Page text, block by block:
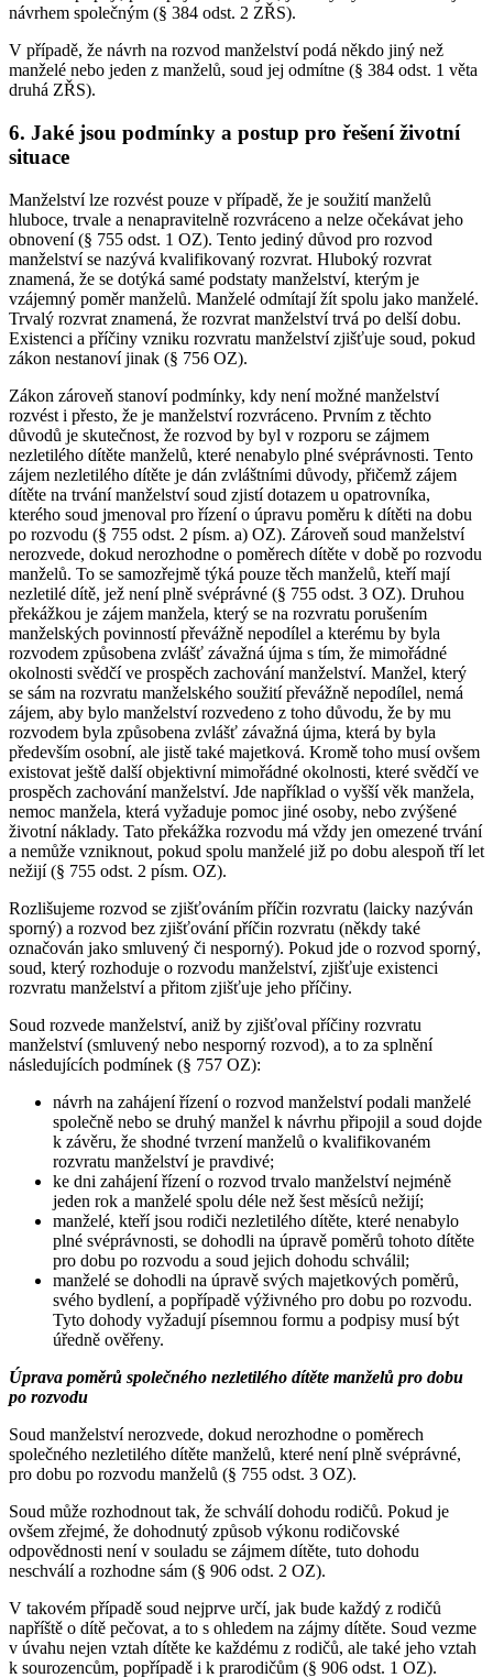
návrhem společným (§ 384 odst. 2 ZŘS).
V případě, že návrh na rozvod manželství podá někdo jiný než
manželé nebo jeden z manželů, soud jej odmítne (§ 384 odst. 1 věta
druhá ZŘS).
6. Jaké jsou podmínky a postup pro řešení životní
situace
Manželství lze rozvést pouze v případě, že je soužití manželů
hluboce, trvale a nenapravitelně rozvráceno a nelze očekávat jeho
obnovení (§ 755 odst. 1 OZ). Tento jediný důvod pro rozvod
manželství se nazývá kvalifikovaný rozvrat. Hluboký rozvrat
znamená, že se dotýká samé podstaty manželství, kterým je
vzájemný poměr manželů. Manželé odmítají žít spolu jako manželé.
Trvalý rozvrat znamená, že rozvrat manželství trvá po delší dobu.
Existenci a příčiny vzniku rozvratu manželství zjišťuje soud, pokud
zákon nestanoví jinak (§ 756 OZ).
Zákon zároveň stanoví podmínky, kdy není možné manželství
rozvést i přesto, že je manželství rozvráceno. Prvním z těchto
důvodů je skutečnost, že rozvod by byl v rozporu se zájmem
nezletilého dítěte manželů, které nenabylo plné svéprávnosti. Tento
zájem nezletilého dítěte je dán zvláštními důvody, přičemž zájem
dítěte na trvání manželství soud zjistí dotazem u opatrovníka,
kterého soud jmenoval pro řízení o úpravu poměru k dítěti na dobu
po rozvodu (§ 755 odst. 2 písm. a) OZ). Zároveň soud manželství
nerozvede, dokud nerozhodne o poměrech dítěte v době po rozvodu
manželů. To se samozřejmě týká pouze těch manželů, kteří mají
nezletilé dítě, jež není plně svéprávné (§ 755 odst. 3 OZ). Druhou
překážkou je zájem manžela, který se na rozvratu porušením
manželských povinností převážně nepodílel a kterému by byla
rozvodem způsobena zvlášť závažná újma s tím, že mimořádné
okolnosti svědčí ve prospěch zachování manželství. Manžel, který
se sám na rozvratu manželského soužití převážně nepodílel, nemá
zájem, aby bylo manželství rozvedeno z toho důvodu, že by mu
rozvodem byla způsobena zvlášť závažná újma, která by byla
především osobní, ale jistě také majetková. Kromě toho musí ovšem
existovat ještě další objektivní mimořádné okolnosti, které svědčí ve
prospěch zachování manželství. Jde například o vyšší věk manžela,
nemoc manžela, která vyžaduje pomoc jiné osoby, nebo zvýšené
životní náklady. Tato překážka rozvodu má vždy jen omezené trvání
a nemůže vzniknout, pokud spolu manželé již po dobu alespoň tří let
nežijí (§ 755 odst. 2 písm. OZ).
Rozlišujeme rozvod se zjišťováním příčin rozvratu (laicky nazýván
sporný) a rozvod bez zjišťování příčin rozvratu (někdy také
označován jako smluvený či nesporný). Pokud jde o rozvod sporný,
soud, který rozhoduje o rozvodu manželství, zjišťuje existenci
rozvratu manželství a přitom zjišťuje jeho příčiny.
Soud rozvede manželství, aniž by zjišťoval příčiny rozvratu
manželství (smluvený nebo nesporný rozvod), a to za splnění
následujících podmínek (§ 757 OZ):
návrh na zahájení řízení o rozvod manželství podali manželé
společně nebo se druhý manžel k návrhu připojil a soud dojde
k závěru, že shodné tvrzení manželů o kvalifikovaném
rozvratu manželství je pravdivé;
ke dni zahájení řízení o rozvod trvalo manželství nejméně
jeden rok a manželé spolu déle než šest měsíců nežijí;
manželé, kteří jsou rodiči nezletilého dítěte, které nenabylo
plné svéprávnosti, se dohodli na úpravě poměrů tohoto dítěte
pro dobu po rozvodu a soud jejich dohodu schválil;
manželé se dohodli na úpravě svých majetkových poměrů,
svého bydlení, a popřípadě výživného pro dobu po rozvodu.
Tyto dohody vyžadují písemnou formu a podpisy musí být
úředně ověřeny.
Úprava poměrů společného nezletilého dítěte manželů pro dobu
po rozvodu
Soud manželství nerozvede, dokud nerozhodne o poměrech
společného nezletilého dítěte manželů, které není plně svéprávné,
pro dobu po rozvodu manželů (§ 755 odst. 3 OZ).
Soud může rozhodnout tak, že schválí dohodu rodičů. Pokud je
ovšem zřejmé, že dohodnutý způsob výkonu rodičovské
odpovědnosti není v souladu se zájmem dítěte, tuto dohodu
neschválí a rozhodne sám (§ 906 odst. 2 OZ).
V takovém případě soud nejprve určí, jak bude každý z rodičů
napříště o dítě pečovat, a to s ohledem na zájmy dítěte. Soud vezme
v úvahu nejen vztah dítěte ke každému z rodičů, ale také jeho vztah
k sourozencům, popřípadě i k prarodičům (§ 906 odst. 1 OZ).